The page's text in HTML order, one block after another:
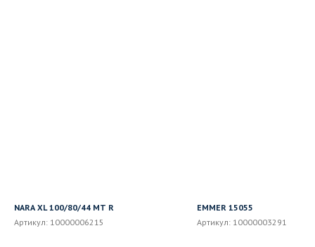
NARA XL 100/80/44 MT R
Артикул: 10000006215
EMMER 15055
Артикул: 10000003291